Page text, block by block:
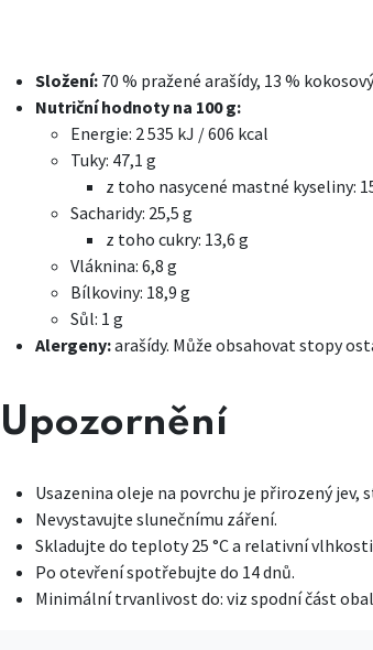
Složení: 70 % pražené arašídy, 13 %
Nutriční hodnoty na 100 g:
Energie: 2 535 kJ / 606 kcal
Tuky: 47,1 g
z toho nasycené mastné kyseliny:
Sacharidy: 25,5 g
z toho cukry: 13,6 g
Vláknina: 6,8 g
Bílkoviny: 18,9 g
Sůl: 1 g
Alergeny:arašídy. Může obsahovat stopy
Upozornění
Usazenina oleje na povrchu je přirozený jev,
Nevystavujte slunečnímu záření.
Skladujte do teploty 25 °C a relativní vlhkosti
Po otevření spotřebujte do 14 dnů.
Minimální trvanlivost do: viz spodní část